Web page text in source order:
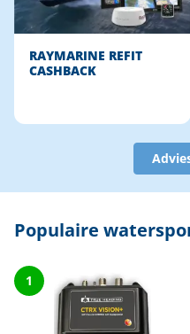
RAYMARINE REFIT
CASHBACK
Populaire